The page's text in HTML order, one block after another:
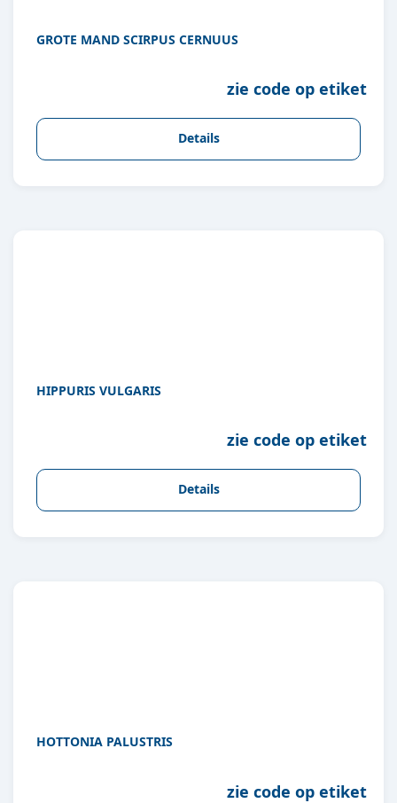
GROTE MAND SCIRPUS CERNUUS
zie code op etiket
Details
HIPPURIS VULGARIS
zie code op etiket
Details
HOTTONIA PALUSTRIS
zie code op etiket